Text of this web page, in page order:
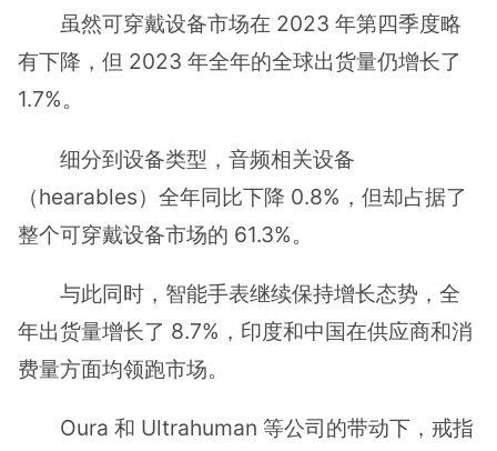
虽然可穿戴设备市场在 2023 年第四季度略
有下降，但 2023 年全年的全球出货量仍增长了
1.7%。
细分到设备类型，音频相关设备
（hearables）全年同比下降 0.8%，但却占据了
整个可穿戴设备市场的 61.3%。
与此同时，智能手表继续保持增长态势，全
年出货量增长了 8.7%，印度和中国在供应商和消
费量方面均领跑市场。
Oura 和 Ultrahuman 等公司的带动下，戒指